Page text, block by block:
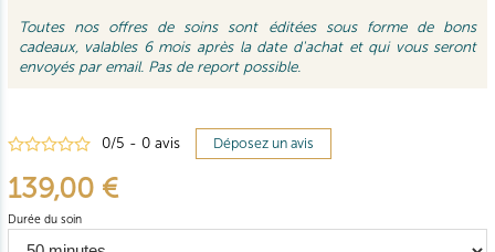
Toutes nos offres de soins sont éditées sous forme de bons
cadeaux, valables 6 mois après la date d'achat et qui vous seront
envoyés par email. Pas de report possible.
0/5 - 0avis Déposez un avis
139,00 €
Durée du soin